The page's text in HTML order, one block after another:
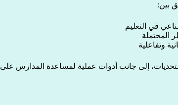
بين:
في التعليم
المحتملة
وتفاعلية
إلى جانب أدوات عملية لمساعدة المدارس على